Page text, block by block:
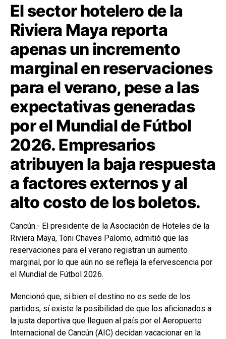
El sector hotelero de la
Riviera Maya reporta
apenas un incremento
marginal en reservaciones
para el verano, pese a las
expectativas generadas
por el Mundial de Fútbol
2026. Empresarios
atribuyen la baja respuesta
a factores externos y al
alto costo de los boletos.
Cancún.- El presidente de la Asociación de Hoteles de la
Riviera Maya, Toni Chaves Palomo, admitió que las
reservaciones para el verano registran un aumento
marginal, por lo que aún no se refleja la efervescencia por
el Mundial de Fútbol 2026.
Mencionó que, si bien el destino no es sede de los
partidos, sí existe la posibilidad de que los aficionados a
la justa deportiva que lleguen al país por el Aeropuerto
Internacional de Cancún (AIC) decidan vacacionar en la